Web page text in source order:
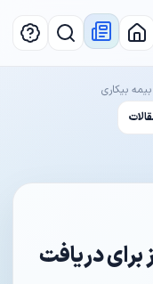
بیمه بیکاری
برای دریافت